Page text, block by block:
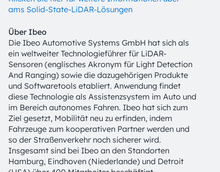
ams Solid-State-LiDAR-Lösungen
Über Ibeo
Die Ibeo Automotive Systems GmbH hat sich als
ein weltweiter Technologieführer für LiDAR-
Sensoren (englisches Akronym für Light Detection
And Ranging) sowie die dazugehörigen Produkte
und Softwaretools etabliert. Anwendung findet
diese Technologie als Assistenzsystem im Auto und
im Bereich autonomes Fahren. Ibeo hat sich zum
Ziel gesetzt, Mobilität neu zu erfinden, indem
Fahrzeuge zum kooperativen Partner werden und
so der Straßenverkehr noch sicherer wird.
Insgesamt sind bei Ibeo an den Standorten
Hamburg, Eindhoven (Niederlande) und Detroit